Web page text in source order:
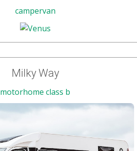
campervan
Milky Way
motorhome class b